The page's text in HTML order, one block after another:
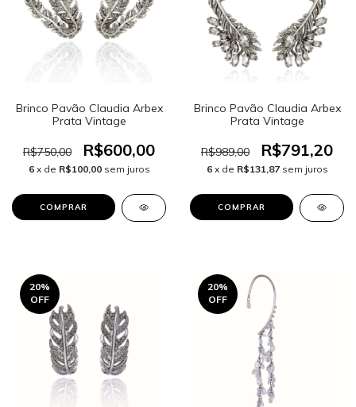
Brinco Pavão Claudia Arbex
Prata Vintage
R$750,00 R$600,00
6 x de R$100,00 sem juros
Brinco Pavão Claudia Arbex
Prata Vintage
R$989,00 R$791,20
6 x de R$131,87 sem juros
20%
OFF
20%
OFF